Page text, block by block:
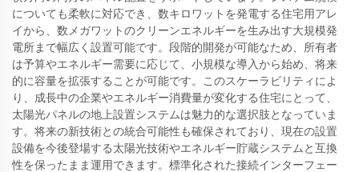
についても柔軟に対応でき、数キロワットを発電する住宅用アレ
イから、数メガワットのクリーンエネルギーを生み出す大規模発
電所まで幅広く設置可能です。段階的開発が可能なため、所有者
は予算やエネルギー需要に応じて、小規模な導入から始め、将来
的に容量を拡張することが可能です。このスケーラビリティによ
り、成長中の企業やエネルギー消費量が変化する住宅にとって、
太陽光パネルの地上設置システムは魅力的な選択肢となっていま
す。将来の新技術との統合可能性も確保されており、現在の設置
設備を今後登場する太陽光技術やエネルギー貯蔵システムと互換
性を保ったまま運用できます。標準化された接続インターフェー